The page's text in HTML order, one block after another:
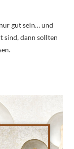
gut sein… und
sind, dann sollten